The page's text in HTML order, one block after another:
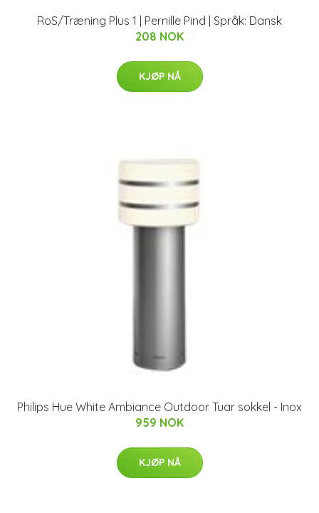
RoS/Træning Plus 1 | Pernille Pind | Språk: Dansk
208 NOK
KJØP NÅ
Philips Hue White Ambiance Outdoor Tuar sokkel - Inox
959 NOK
KJØP NÅ